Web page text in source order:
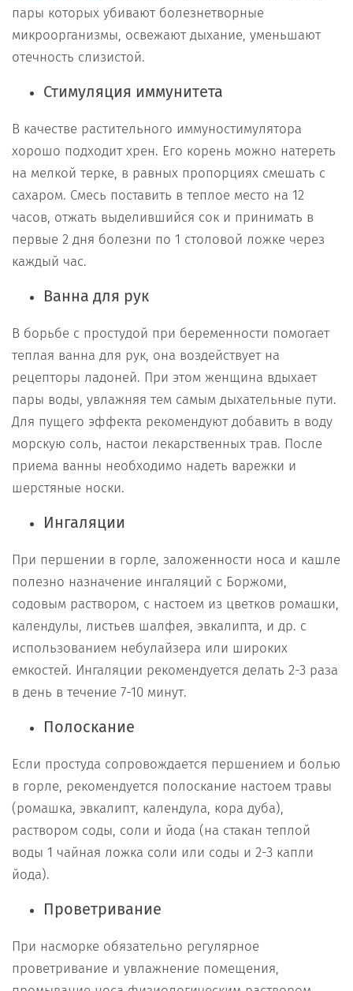
пары которых убивают болезнетворные
микроорганизмы, освежают дыхание, уменьшают
отечность слизистой.
Стимуляция иммунитета
В качестве растительного иммуностимулятора
хорошо подходит хрен. Его корень можно натереть
на мелкой терке, в равных пропорциях смешать с
сахаром. Смесь поставить в теплое место на 12
часов, отжать выделившийся сок и принимать в
первые 2 дня болезни по 1 столовой ложке через
каждый час.
Ванна для рук
В борьбе с простудой при беременности помогает
теплая ванна для рук, она воздействует на
рецепторы ладоней. При этом женщина вдыхает
пары воды, увлажняя тем самым дыхательные пути.
Для пущего эффекта рекомендуют добавить в воду
морскую соль, настои лекарственных трав. После
приема ванны необходимо надеть варежки и
шерстяные носки.
Ингаляции
При першении в горле, заложенности носа и кашле
полезно назначение ингаляций с Боржоми,
содовым раствором, с настоем из цветков ромашки,
календулы, листьев шалфея, эвкалипта, и др. с
использованием небулайзера или широких
емкостей. Ингаляции рекомендуется делать 2-3 раза
в день в течение 7-10 минут.
Полоскание
Если простуда сопровождается першением и болью
в горле, рекомендуется полоскание настоем травы
(ромашка, эвкалипт, календула, кора дуба),
раствором соды, соли и йода (на стакан теплой
воды 1 чайная ложка соли или соды и 2-3 капли
йода).
Проветривание
При насморке обязательно регулярное
проветривание и увлажнение помещения,